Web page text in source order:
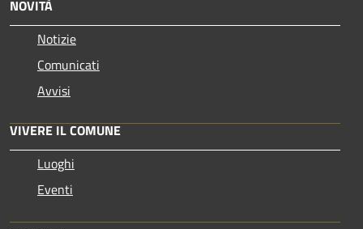
NOVITÀ
Notizie
Comunicati
Avvisi
VIVERE IL COMUNE
Luoghi
Eventi